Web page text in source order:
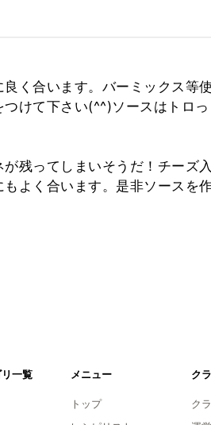
く合います。バーミックス等
けて下さい(^^)ソースはトロ
残ってしまいそうだ！チーズ
よく合います。是非ソースを
一覧 メニュー
トップ
ク
ク